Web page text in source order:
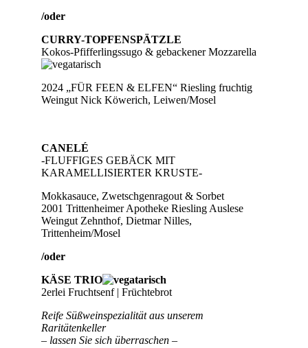
/oder
CURRY-TOPFENSPÄTZLE
Kokos-Pfifferlingssugo & gebackener Mozzarella
2024 „FÜR FEEN & ELFEN“ Riesling fruchtig
Weingut Nick Köwerich, Leiwen/Mosel
CANELÉ
-FLUFFIGES GEBÄCK MIT
KARAMELLISIERTER KRUSTE-
Mokkasauce, Zwetschgenragout & Sorbet
2001 Trittenheimer Apotheke Riesling Auslese
Weingut Zehnthof, Dietmar Nilles,
Trittenheim/Mosel
/oder
KÄSE TRIO
2erlei Fruchtsenf | Früchtebrot
Reife Süßweinspezialität aus unserem
Raritätenkeller
– lassen Sie sich überraschen –